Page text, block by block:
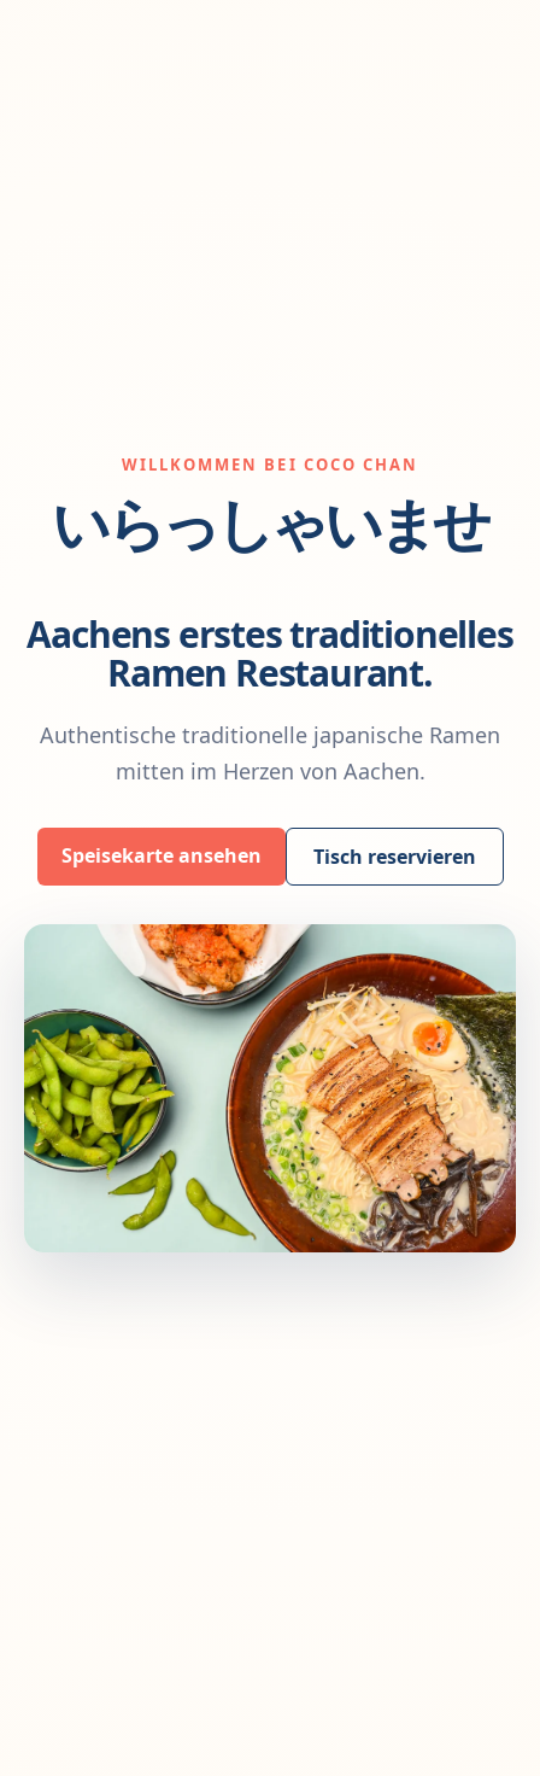
WILLKOMMEN BEI COCO CHAN
いらっしゃいませ
Aachens erstes traditionelles
Ramen Restaurant.
Authentische traditionelle japanische Ramen
mitten im Herzen von Aachen.
Speisekarte ansehen Tisch reservieren